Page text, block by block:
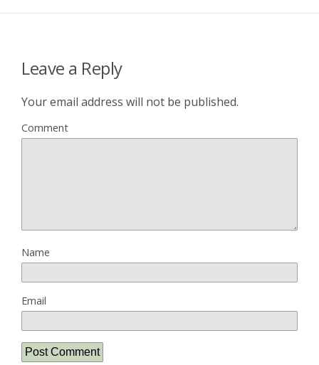
Leave a Reply
Your email address will not be published.
Comment
Name
Email